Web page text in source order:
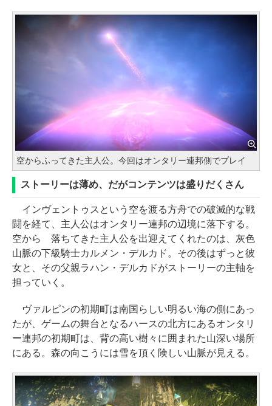
空からふってきた主人公。今回はオンタリー連邦側でプレイ
ストーリーは薄め、だがコンテンツは盛りだくさん
インヴェントゥスという空を渡る方舟での破滅的な戦
闘を経て、主人公はオンタリー連邦の辺境に落下する。
空から 落ちてきた主人公を出迎えてくれたのは、灰色
山脈の下級騎士カルメン・デルカド。その後はずっと彼
女と、その父親ラハン・デルカドがストーリーの主軸を
担っていく。
ヴァルピンの初期町は南国らしい明るい海の側にあっ
たが、ゲームの舞台となるハースの北方にあるオンタリ
ー連邦の初期町は、背の高い樹々に囲まれた山深い場所
にある。森の向こうには雪を頂く険しい山脈が見える。